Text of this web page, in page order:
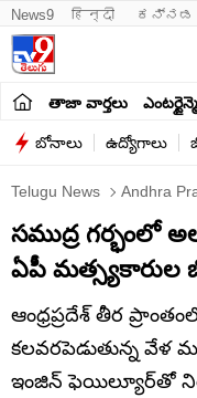
News9 हिन्दी ಕನ್ನಡ
తాజా వార్తలు
బోనాలు ఉద్యోగాలు
Telugu News Andhra
సముద్ర గర్భంలో
ఏపీ మత్స్యకారుల
ఆంధ్రప్రదేశ్ తీర
కలవరపెడుతున్న వేళ
ఇంజిన్‌ ఫెయిల్యూర్‌తో